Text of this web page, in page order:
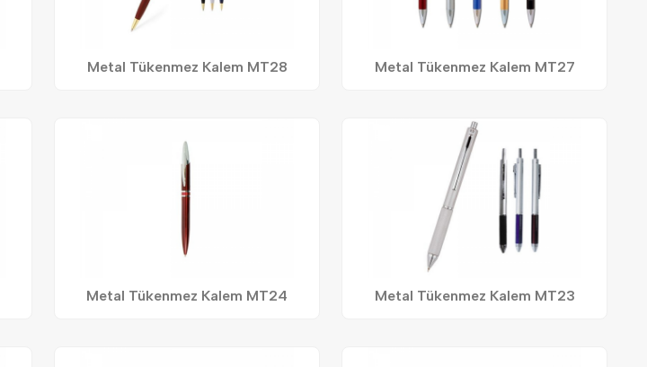
Metal Tükenmez Kalem MT28 Metal Tükenmez Kalem MT27
Metal Tükenmez Kalem MT24 Metal Tükenmez Kalem MT23